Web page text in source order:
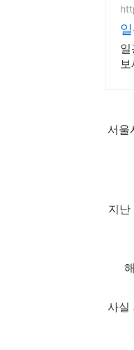
보
서울
지
사실